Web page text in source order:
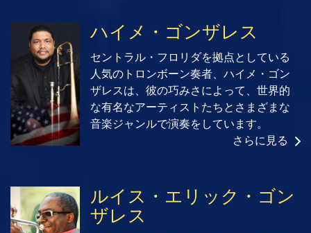
ハイメ・ゴンザレス
セントラル・フロリダを拠点としている
人気のトロンボーン奏者、ハイメ・ゴン
ザレスは、彼の巧みさによって、世界的
な有名なアーティストたちとさまざまな
音楽ジャンルで演奏をしています。
さらに見る
ルイス・エリック・ゴン
ザレス